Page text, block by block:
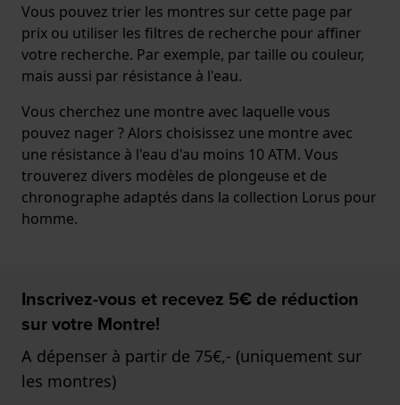
Vous pouvez trier les montres sur cette page par
prix ou utiliser les filtres de recherche pour affiner
votre recherche. Par exemple, par taille ou couleur,
mais aussi par résistance à l'eau.
Vous cherchez une montre avec laquelle vous
pouvez nager ? Alors choisissez une montre avec
une résistance à l'eau d'au moins 10 ATM. Vous
trouverez divers modèles de plongeuse et de
chronographe adaptés dans la collection Lorus pour
homme.
Inscrivez-vous et recevez 5€ de réduction
sur votre Montre!
A dépenser à partir de 75€,- (uniquement sur
les montres)